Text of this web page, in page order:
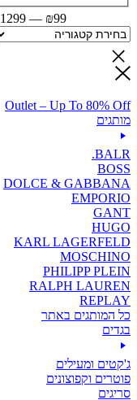
₪99
—
1299
Outlet – Up To 80% Off
מותגים
BALR.
BOSS
DOLCE & GABBANA
EMPORIO
GANT
HUGO
KARL LAGERFELD
MOSCHINO
PHILIPP PLEIN
RALPH LAUREN
REPLAY
כל המותגים באתר
בגדים
ג'קטים ומעילים
פוטרים וקפוצונים
סריגים